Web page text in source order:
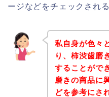
ージなどをチェックされ
私自身が色々
り、柿渋歯磨
することがで
磨きの商品に
どを参考にさ